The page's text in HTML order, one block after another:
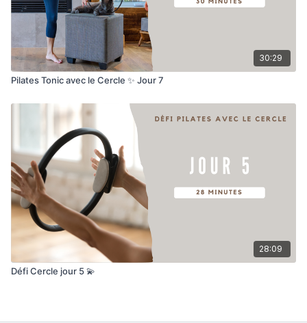
30:29
Pilates Tonic avec le Cercle ✨ Jour 7
28:09
Défi Cercle jour 5 💫